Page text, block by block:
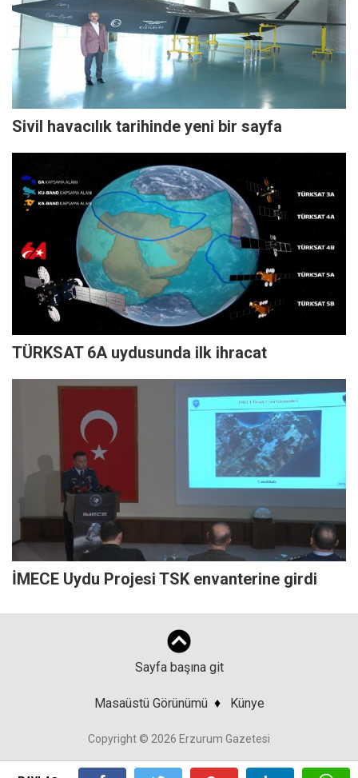
Sivil havacılık tarihinde yeni bir sayfa
TÜRKSAT 6A uydusunda ilk ihracat
İMECE Uydu Projesi TSK envanterine girdi
Sayfa başına git
Masaüstü Görünümü ♦ Künye
Copyright © 2026 Erzurum Gazetesi